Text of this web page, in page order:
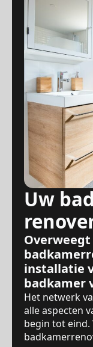
Uw
Overweegt
installatie
badkamer
Het netwerk
alle aspecten
begin tot eind.